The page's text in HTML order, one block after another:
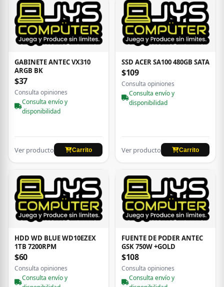
GABINETE ANTEC VX310
ARGB BK
$37
Consulta opiniones
Consulta envío y
disponibilidad
Ver producto Carrito
SSD ACER SA100 480GB SATA
$109
Consulta opiniones
Consulta envío y
disponibilidad
Ver producto Carrito
HDD WD BLUE WD10EZEX
1TB 7200RPM
$60
Consulta opiniones
Consulta envío y
FUENTE DE PODER ANTEC
GSK 750W +GOLD
$108
Consulta opiniones
Consulta envío y